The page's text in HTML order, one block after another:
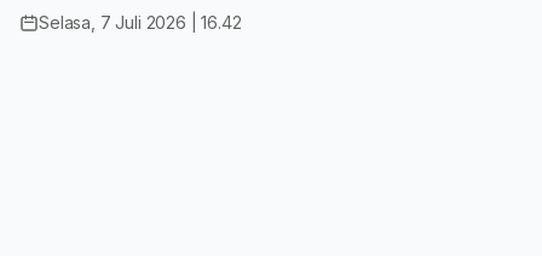
Selasa, 7 Juli 2026 | 16.42